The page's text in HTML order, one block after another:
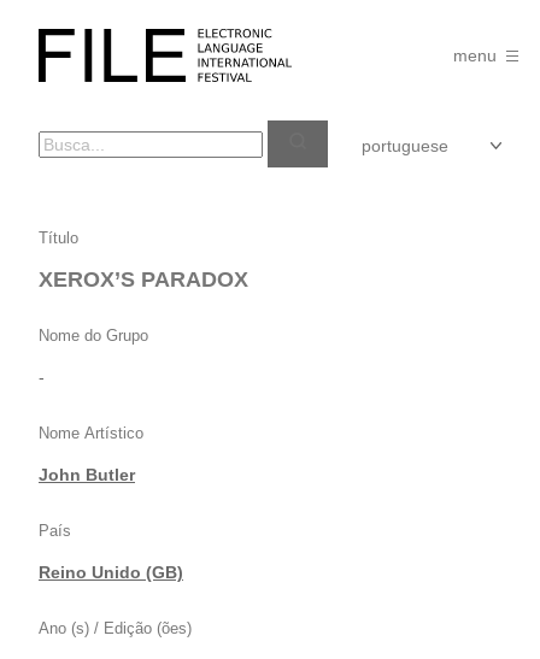
FILE
FESTIVAL
menu
XEROX’S
PARADOX
Título
XEROX’S PARADOX
Nome do Grupo
-
Nome Artístico
John Butler
País
Reino Unido (GB)
Ano (s) / Edição (ões)